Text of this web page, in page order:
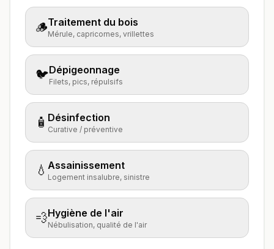
🪵Traitement du bois
Mérule, capricornes, vrillettes
🐦Dépigeonnage
Filets, pics, répulsifs
🧴 Désinfection
Curative / préventive
💧 Assainissement
Logement insalubre, sinistre
💨Hygiène de l'air
Nébulisation, qualité de l'air